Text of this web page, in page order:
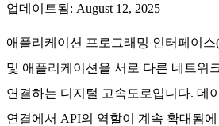
업데이트됨: August 12, 2025
애플리케이션 프로그래밍 인터페이
및 애플리케이션을 서로 다른 네트워
연결하는 디지털 고속도로입니다. 데
연결에서 API의 역할이 계속 확대됨